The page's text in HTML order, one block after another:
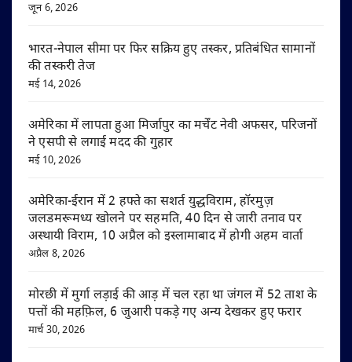
जून 6, 2026
भारत-नेपाल सीमा पर फिर सक्रिय हुए तस्कर, प्रतिबंधित सामानों
की तस्करी तेज
मई 14, 2026
अमेरिका में लापता हुआ मिर्जापुर का मर्चेंट नेवी अफसर, परिजनों
ने एसपी से लगाई मदद की गुहार
मई 10, 2026
अमेरिका-ईरान में 2 हफ्ते का सशर्त युद्धविराम, हॉरमुज़
जलडमरूमध्य खोलने पर सहमति, 40 दिन से जारी तनाव पर
अस्थायी विराम, 10 अप्रैल को इस्लामाबाद में होगी अहम वार्ता
अप्रैल 8, 2026
मोरछी में मुर्गा लड़ाई की आड़ में चल रहा था जंगल में 52 ताश के
पत्तों की महफ़िल, 6 जुआरी पकड़े गए अन्य देखकर हुए फरार
मार्च 30, 2026